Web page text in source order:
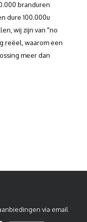
voetplaat
branduren
dure 100.000u
wij zijn van "no
reëel, waarom een
meer dan
via email